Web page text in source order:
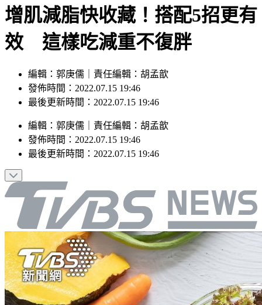
增肌減脂快收藏！搭配5招更有
效 這樣吃減重不復胖
編輯：郭庚儒｜責任編輯：胡孟歆
發佈時間：2022.07.15 19:46
最後更新時間：2022.07.15 19:46
編輯 ： 郭庚儒 責任編輯 ： 胡孟歆
發佈時間： 2022.07.15 19:46
最後更新時間： 2022.07.15 19:46